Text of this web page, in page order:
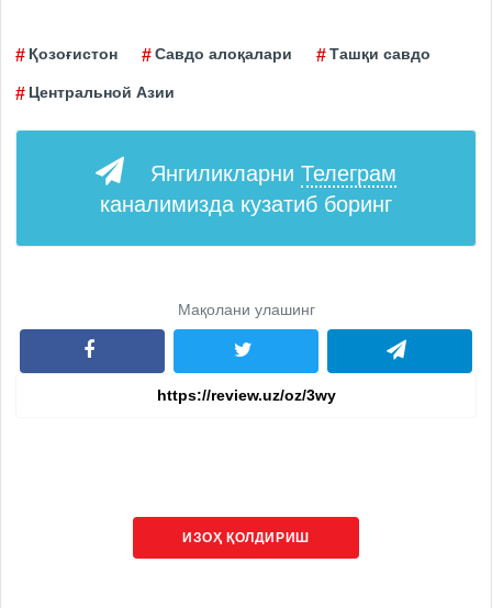
Қозоғистон Савдо алоқалари Ташқи савдо
Центральной Азии
Янгиликларни Телеграм
каналимизда кузатиб боринг
Мақолани улашинг
ИЗОҲ ҚОЛДИРИШ